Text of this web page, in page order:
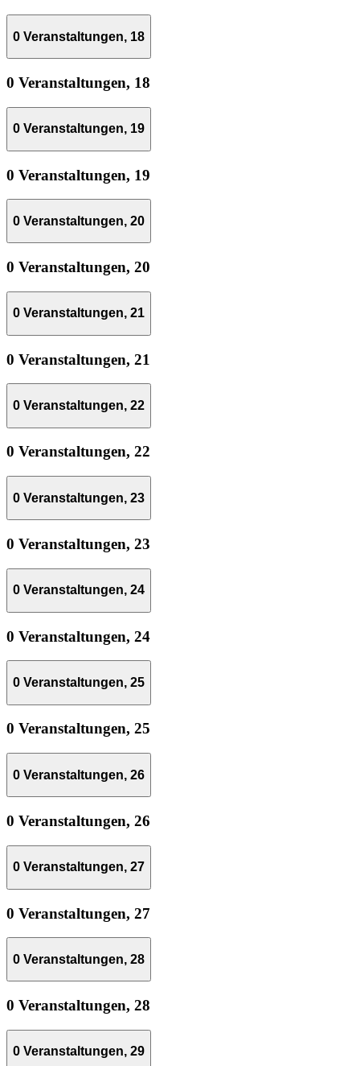
0 Veranstaltungen, 18
0 Veranstaltungen, 18
0 Veranstaltungen, 19
0 Veranstaltungen, 19
0 Veranstaltungen, 20
0 Veranstaltungen, 20
0 Veranstaltungen, 21
0 Veranstaltungen, 21
0 Veranstaltungen, 22
0 Veranstaltungen, 22
0 Veranstaltungen, 23
0 Veranstaltungen, 23
0 Veranstaltungen, 24
0 Veranstaltungen, 24
0 Veranstaltungen, 25
0 Veranstaltungen, 25
0 Veranstaltungen, 26
0 Veranstaltungen, 26
0 Veranstaltungen, 27
0 Veranstaltungen, 27
0 Veranstaltungen, 28
0 Veranstaltungen, 28
0 Veranstaltungen, 29